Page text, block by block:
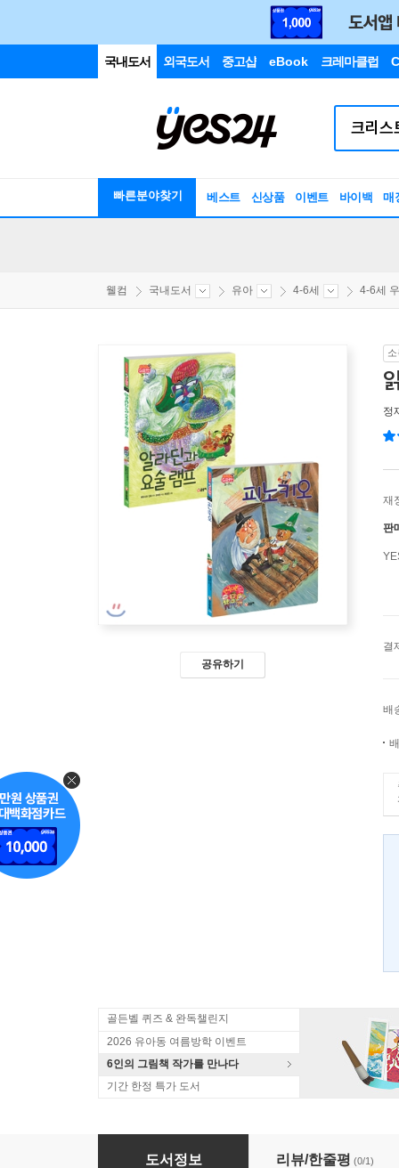
국내도서 외국도서 중고샵 eBook 크레마클럽
빠른분야찾기 베스트 신상품 이벤트 바이백 매
웰컴 국내도서 유아 4-6세 4-6세
공유하기
정
재
판
결
배
골든벨 퀴즈 & 완독챌린지
2026 유아동 여름방학 이벤트
6인의 그림책 작가를 만나다
기간 한정 특가 도서
읽어줘요! 슈퍼맨 : 모험 세트
도서정보 리뷰/한줄평 (0/1)